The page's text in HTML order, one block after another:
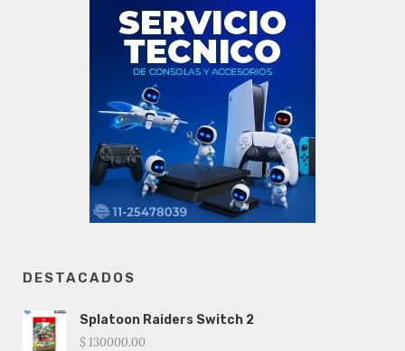
DESTACADOS
Splatoon Raiders Switch 2
$ 130000.00